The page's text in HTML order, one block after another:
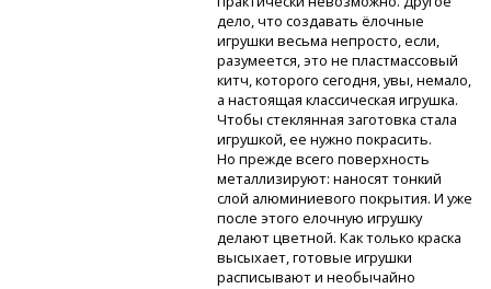
дело, что создавать ёлочные
игрушки весьма непросто, если,
разумеется, это не пластмассовый
китч, которого сегодня, увы, немало,
а настоящая классическая игрушка.
Чтобы стеклянная заготовка стала
игрушкой, ее нужно покрасить.
Но прежде всего поверхность
металлизируют: наносят тонкий
слой алюминиевого покрытия. И уже
после этого елочную игрушку
делают цветной. Как только краска
высыхает, готовые игрушки
расписывают и необычайно